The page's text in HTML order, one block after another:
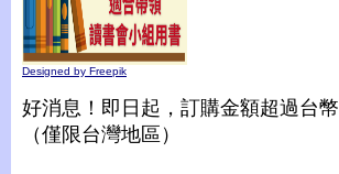
Designed by Freepik
好消息！即日起，訂購金額超過台幣
（僅限台灣地區）